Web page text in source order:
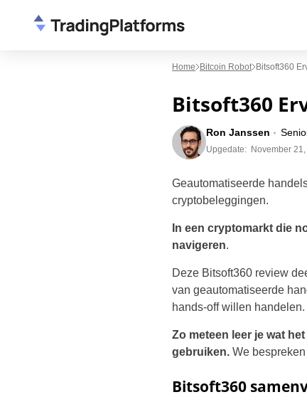
Home Bitcoin Robot Bitsoft360
Bitsoft360
Ron Janssen
Upgedate: November
Geautomatiseerde
cryptobeleggingen.
In een cryptomarkt die
navigeren.
Deze Bitsoft360 review
van geautomatiseerde
hands-off willen handelen.
Zo meteen leer je wat
gebruiken. We
Bitsoft360